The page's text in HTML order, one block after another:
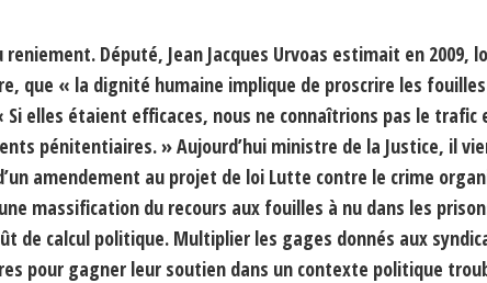
reniement. Député, Jean Jacques Urvoas estimait en 2009,
que « la dignité humaine implique de proscrire les
Si elles étaient efficaces, nous ne connaîtrions pas le
pénitentiaires. » Aujourd’hui ministre de la Justice, il
amendement au projet de loi Lutte contre le crime
massification du recours aux fouilles à nu dans les
de calcul politique. Multiplier les gages donnés aux
pour gagner leur soutien dans un contexte politique